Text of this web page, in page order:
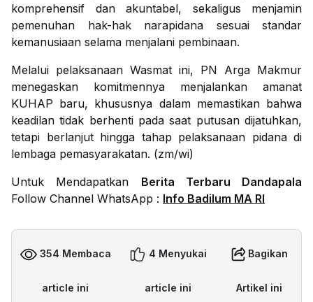
komprehensif dan akuntabel, sekaligus menjamin
pemenuhan hak-hak narapidana sesuai standar
kemanusiaan selama menjalani pembinaan.
Melalui pelaksanaan Wasmat ini, PN Arga Makmur
menegaskan komitmennya menjalankan amanat
KUHAP baru, khususnya dalam memastikan bahwa
keadilan tidak berhenti pada saat putusan dijatuhkan,
tetapi berlanjut hingga tahap pelaksanaan pidana di
lembaga pemasyarakatan. (zm/wi)
Untuk Mendapatkan Berita Terbaru Dandapala
Follow Channel WhatsApp : Info Badilum MA RI
354 Membaca
article ini
4 Menyukai
article ini
Bagikan
Artikel ini